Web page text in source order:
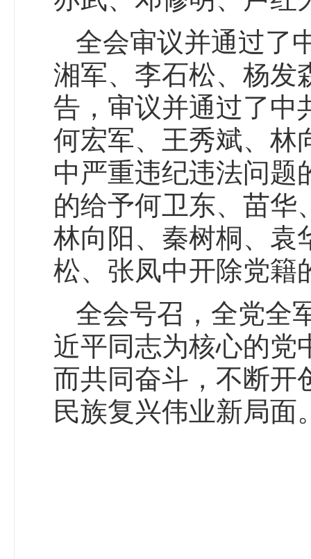
全会审议并通过了
湘军、李石松、杨发
告，审议并通过了中
何宏军、王秀斌、林
中严重违纪违法问题
的给予何卫东、苗华
林向阳、秦树桐、袁
松、张凤中开除党籍
全会号召，全党全
近平同志为核心的党
而共同奋斗，不断开
民族复兴伟业新局面